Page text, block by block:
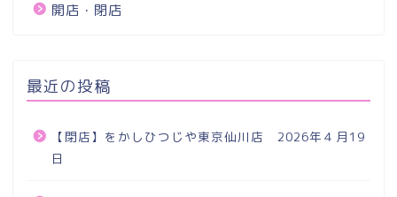
開店・閉店
最近の投稿
【閉店】をかしひつじや東京仙川店 2026年４月19
日